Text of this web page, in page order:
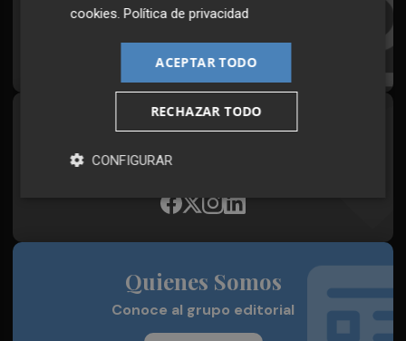
Todos los días a primera hora en tu email
Síguenos en redes
Plaza Podcast, desde cualquier medio
Quienes Somos
Conoce al grupo editorial
cookies.Política de privacidad
ACEPTAR TODO
RECHAZAR TODO
CONFIGURAR